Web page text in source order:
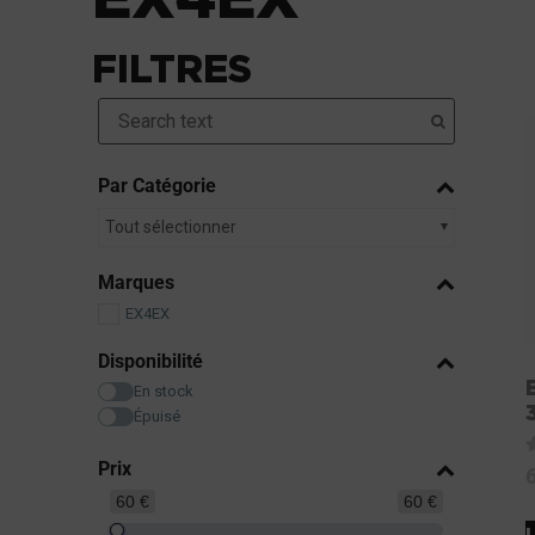
FILTRES
Par Catégorie
Tout sélectionner
Marques
EX4EX
Disponibilité
En stock
Épuisé
Prix
60 € 60 €